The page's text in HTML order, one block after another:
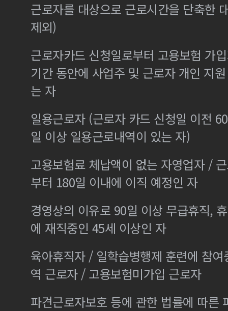
근로자를 대상으로 근로시간을 단축한
제외)
근로자카드 신청일로부터 고용보험 가
기간 동안에 사업주 및 근로자 개인 지
는 자
일용근로자 (근로자 카드 신청일 이전
일 이상 일용근로내역이 있는 자)
고용보험료 체납액이 없는 자영업자 /
부터 180일 이내에 이직 예정인 자
경영상의 이유로 90일 이상 무급휴직,
에 재직중인 45세 이상인 자
육아휴직자 / 일학습병행제 훈련에 참
역 근로자 / 고용보험미가입 근로자
파견근로자보호 등에 관한 법률에 따른